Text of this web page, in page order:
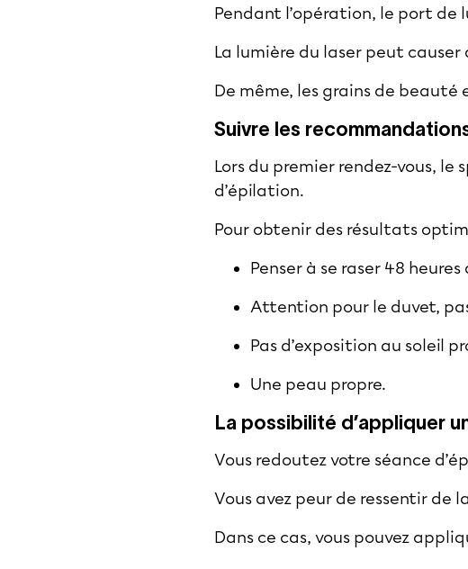
Pendant l’opération, le port de
La lumière du laser peut
De même, les grains de
Suivre les
Lors du premier rendez-vous, le
d’épilation.
Pour obtenir des résultats
Penser à se raser 48
Attention pour le duvet,
Pas d’exposition au soleil
Une peau propre.
La possibilité d’appliquer
Vous redoutez votre séance
Vous avez peur de ressentir de
Dans ce cas, vous pouvez